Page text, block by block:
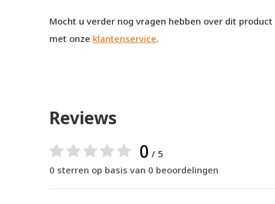
Mocht u verder nog vragen hebben over dit
met onze klantenservice.
Reviews
0 / 5
0 sterren op basis van 0 beoordelingen